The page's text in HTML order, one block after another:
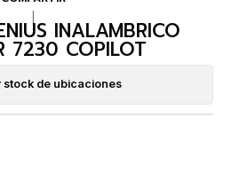
INALAMBRICO
7230 COPILOT
stock de ubicaciones